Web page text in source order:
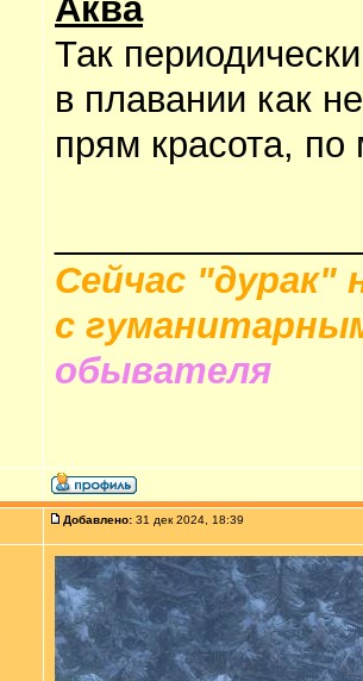
Аква
Так
в плавании как
прям красота,
Сейчас "дурак"
с
обывателя
Добавлено: 31 дек 2024, 18:39